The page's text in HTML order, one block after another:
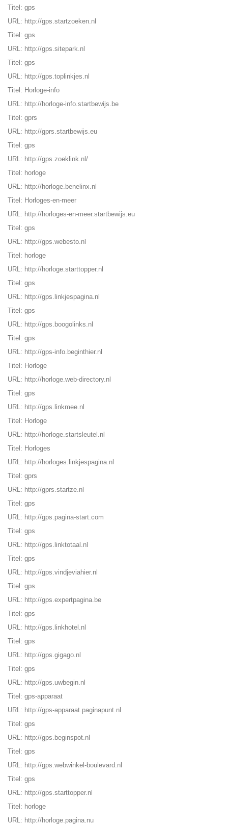
Titel: gps
URL: http://gps.startzoeken.nl
Titel: gps
URL: http://gps.sitepark.nl
Titel: gps
URL: http://gps.toplinkjes.nl
Titel: Horloge-info
URL: http://horloge-info.startbewijs.be
Titel: gprs
URL: http://gprs.startbewijs.eu
Titel: gps
URL: http://gps.zoeklink.nl/
Titel: horloge
URL: http://horloge.benelinx.nl
Titel: Horloges-en-meer
URL: http://horloges-en-meer.startbewijs.eu
Titel: gps
URL: http://gps.webesto.nl
Titel: horloge
URL: http://horloge.starttopper.nl
Titel: gps
URL: http://gps.linkjespagina.nl
Titel: gps
URL: http://gps.boogolinks.nl
Titel: gps
URL: http://gps-info.beginthier.nl
Titel: Horloge
URL: http://horloge.web-directory.nl
Titel: gps
URL: http://gps.linkmee.nl
Titel: Horloge
URL: http://horloge.startsleutel.nl
Titel: Horloges
URL: http://horloges.linkjespagina.nl
Titel: gprs
URL: http://gprs.startze.nl
Titel: gps
URL: http://gps.pagina-start.com
Titel: gps
URL: http://gps.linktotaal.nl
Titel: gps
URL: http://gps.vindjeviahier.nl
Titel: gps
URL: http://gps.expertpagina.be
Titel: gps
URL: http://gps.linkhotel.nl
Titel: gps
URL: http://gps.gigago.nl
Titel: gps
URL: http://gps.uwbegin.nl
Titel: gps-apparaat
URL: http://gps-apparaat.paginapunt.nl
Titel: gps
URL: http://gps.beginspot.nl
Titel: gps
URL: http://gps.webwinkel-boulevard.nl
Titel: gps
URL: http://gps.starttopper.nl
Titel: horloge
URL: http://horloge.pagina.nu